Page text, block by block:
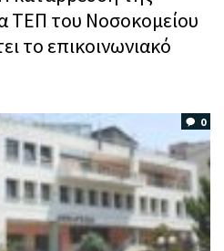
ΤΕΠ του Νοσοκομείου
το επικοινωνιακό
0